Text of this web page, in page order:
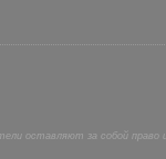
оставляют за собой право